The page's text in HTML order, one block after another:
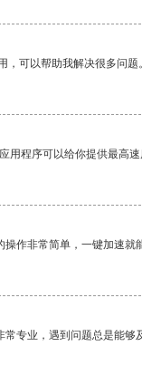
，可以帮助我解决很多问题。
用程序可以给你提供最高
作非常简单，一键加速就
专业，遇到问题总是能够